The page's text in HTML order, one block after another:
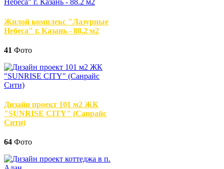
Жилой комплекс "Лазурные
Небеса" г. Казань - 88.2 м2
41 Фото
Дизайн проект 101 м2 ЖК
"SUNRISE CITY" (Санрайс
Сити)
64 Фото